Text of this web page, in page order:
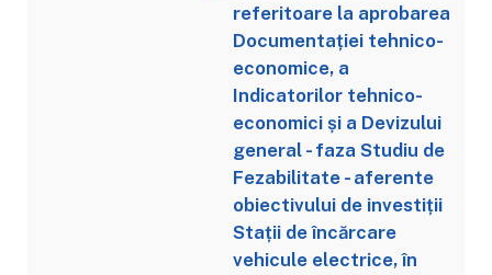
referitoare la aprobarea
Documentației tehnico-
economice, a
Indicatorilor tehnico-
economici și a Devizului
general - faza Studiu de
Fezabilitate - aferente
obiectivului de investiții
Stații de încărcare
vehicule electrice, în